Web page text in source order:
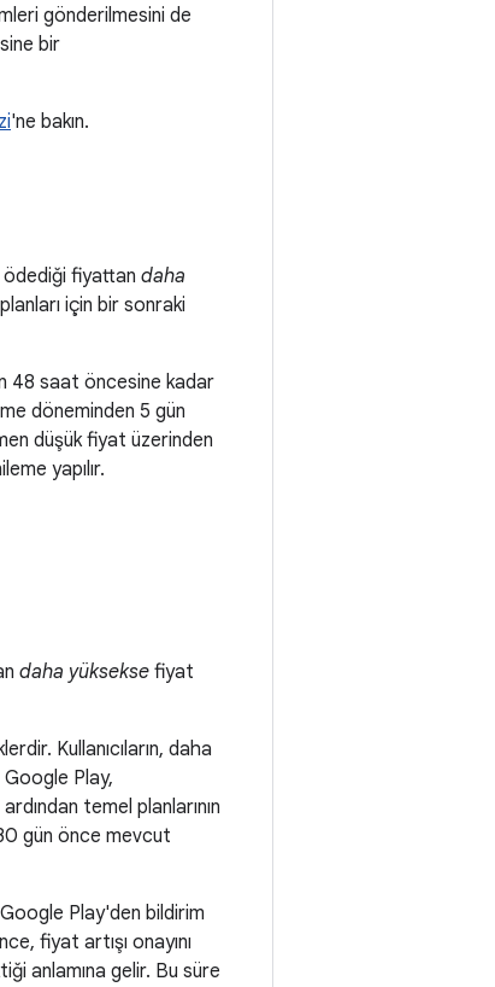
gönderilmesini de
bir
'ne bakın.
ödediği fiyattan daha
için bir sonraki
48 saat öncesine kadar
döneminden 5 gün
düşük fiyat üzerinden
yapılır.
daha yüksekse fiyat
Kullanıcıların, daha
Play,
temel planlarının
gün önce mevcut
Play'den bildirim
fiyat artışı onayını
anlamına gelir. Bu süre